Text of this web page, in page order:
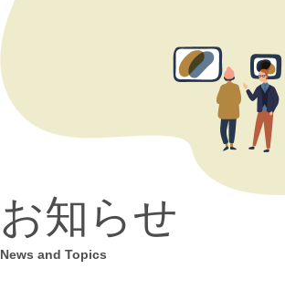
お知らせ
News and Topics